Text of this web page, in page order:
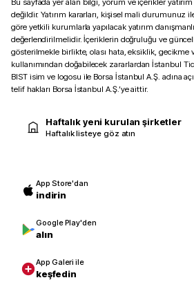
Bu sayfada yer alan bilgi, yorum ve içerikler yatırım
değildir. Yatırım kararları, kişisel mali durumunuz
göre yetkili kurumlarla yapılacak yatırım
değerlendirilmelidir. İçeriklerin doğruluğu ve
gösterilmekle birlikte, olası hata, eksiklik, gecikme
kullanımından doğabilecek zararlardan İstanbul
BIST isim ve logosu ile Borsa İstanbul A.Ş. adına
telif hakları Borsa İstanbul A.Ş.’ye aittir.
Haftalık yeni kurulan şirketler
Haftalık listeye göz atın
App Store'dan
indirin
Google Play'den
alın
App Galeri ile
keşfedin